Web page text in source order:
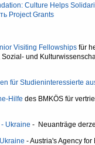
Culture Helps
Project Grants
Visiting Fellowships für
und
für Studieninteressierte
Hilfe des BMKÖS für
Ukraine - Neuanträge
- Austria's Agency